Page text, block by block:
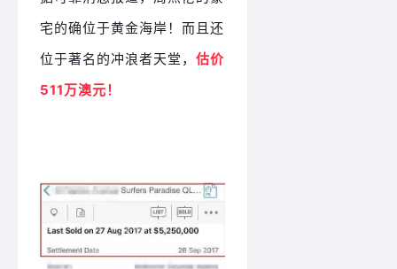
宅的确位于黄金海岸！而且还
位于著名的冲浪者天堂， 估价
511万澳元！